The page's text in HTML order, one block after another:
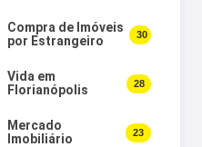
Compra de Imóveis
por Estrangeiro
30
Vida em
Florianópolis
28
Mercado
Imobiliário
23